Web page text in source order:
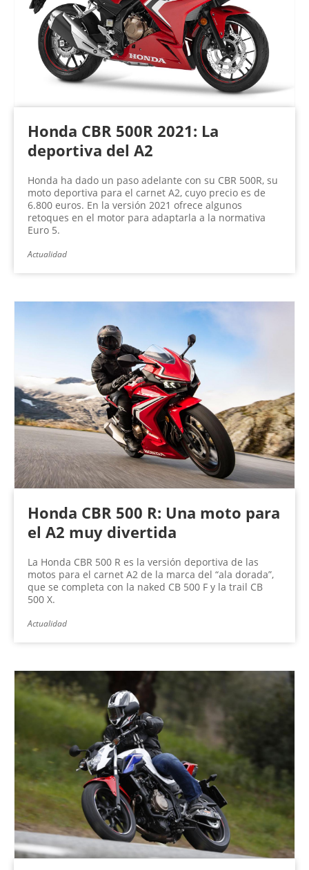
Honda CBR 500R 2021: La
deportiva del A2
Honda ha dado un paso adelante con su CBR 500R, su
moto deportiva para el carnet A2, cuyo precio es de
6.800 euros. En la versión 2021 ofrece algunos
retoques en el motor para adaptarla a la normativa
Euro 5.
Actualidad
Honda CBR 500 R: Una moto para
el A2 muy divertida
La Honda CBR 500 R es la versión deportiva de las
motos para el carnet A2 de la marca del “ala dorada”,
que se completa con la naked CB 500 F y la trail CB
500 X.
Actualidad